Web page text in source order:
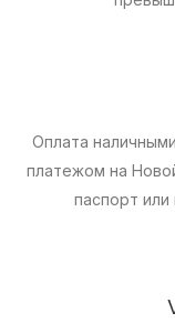
Оплата
платежом на
паспорт